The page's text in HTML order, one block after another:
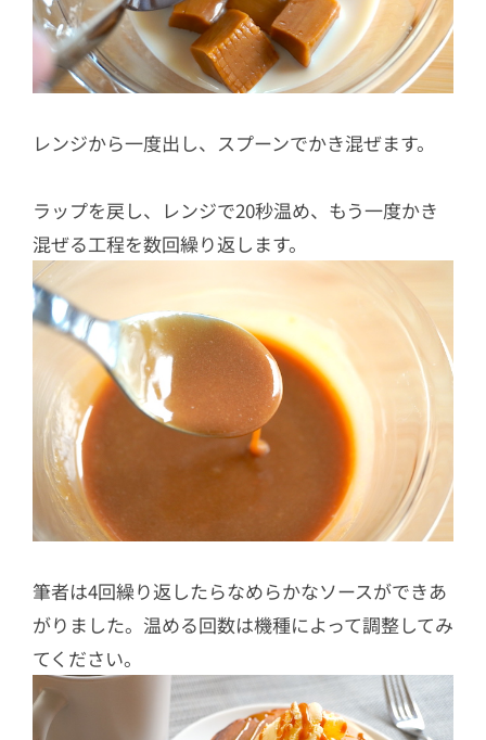
レンジから一度出し、スプーンでかき混ぜます。
ラップを戻し、レンジで20秒温め、もう一度かき
混ぜる工程を数回繰り返します。
筆者は4回繰り返したらなめらかなソースができあ
がりました。温める回数は機種によって調整してみ
てください。